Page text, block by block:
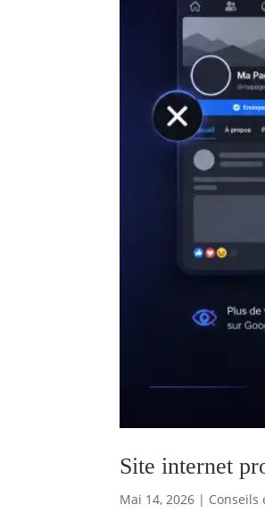
Site internet
Mai 14, 2026 | Conseils